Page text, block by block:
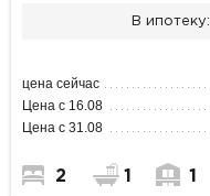
В ипотеку:
цена сейчас
Цена с 16.08
Цена с 31.08
2 1 1